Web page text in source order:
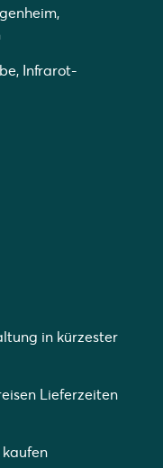
Infrarot-
in kürzester
Lieferzeiten